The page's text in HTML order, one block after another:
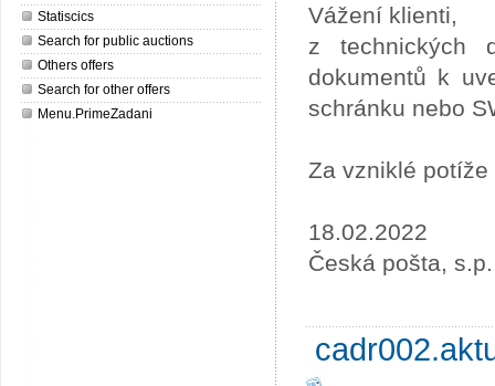
Statiscics
Search for public auctions
Others offers
Search for other offers
Menu.PrimeZadani
Vážení klienti,
z technických
dokumentů k
schránku nebo
Za vzniklé
18.02.2022
Česká pošta, s.p.